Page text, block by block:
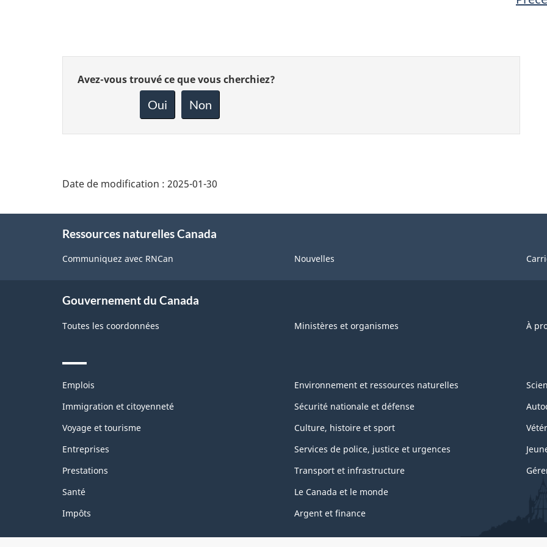
Donnez
Avez-vous trouvé ce que vous cherchiez?
Oui Non
Date de modification : 2025-01-30
Ressources naturelles Canada
Communiquez avec RNCan Nouvelles
Gouvernement du Canada
Toutes les coordonnées Ministères et organismes À
Themes
topics
Emplois
Immigration et citoyenneté
Voyage et tourisme
Entreprises
Prestations
Santé
Impôts
Environnement et ressources naturelles
Sécurité nationale et défense
Culture, histoire et sport
Services de police, justice et urgences
Transport et infrastructure
Le Canada et le monde
Argent et finance